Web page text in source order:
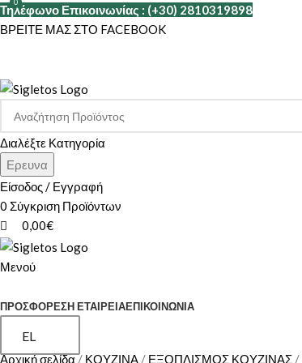
Τηλέφωνο Επικοινωνίας : (+30) 2810319898
ΒΡΕΙΤΕ ΜΑΣ ΣΤΟ FACEBOOK
Διαλέξτε Κατηγορία
Ερευνα
Είσοδος / Εγγραφή
0 Σύγκριση Προϊόντων
0
0,00€
Μενού
ΠΡΟΣΦΟΡΕΣΗ ΕΤΑΙΡΕΊΑΕΠΙΚΟΙΝΩΝΊΑ
EL
Αρχική σελίδα ΚΟΥΖΙΝΑ ΕΞΟΠΛΙΣΜΟΣ ΚΟΥΖΙΝΑΣ